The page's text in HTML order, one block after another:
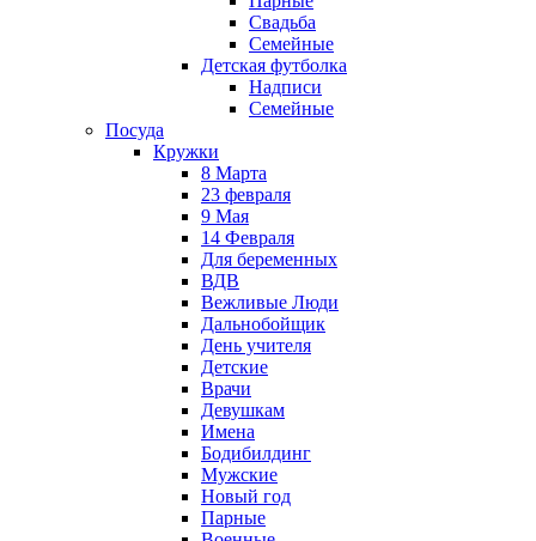
Свадьба
Семейные
Детская футболка
Надписи
Семейные
Посуда
Кружки
8 Марта
23 февраля
9 Мая
14 Февраля
Для беременных
ВДВ
Вежливые Люди
Дальнобойщик
День учителя
Детские
Врачи
Девушкам
Имена
Бодибилдинг
Мужские
Новый год
Парные